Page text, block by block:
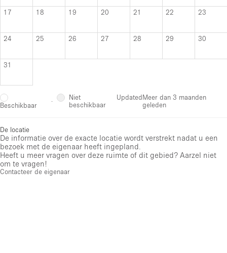
17 18 19 20 21 22 23
24 25 26 27 28 29 30
31
Beschikbaar ·
Niet
beschikbaar
UpdatedMeer dan 3 maanden
geleden
De locatie
De informatie over de exacte locatie wordt verstrekt nadat u een
bezoek met de eigenaar heeft ingepland.
Heeft u meer vragen over deze ruimte of dit gebied? Aarzel niet
om te vragen!
Contacteer de eigenaar